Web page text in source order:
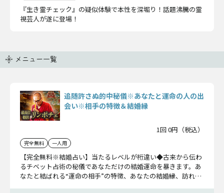
『生き霊チェック』の疑似体験で本性を深堀り！話題沸騰の霊
視芸人が遂に登場！
メニュー一覧
追随許さぬ的中秘儀※あなたと運命の人の出
会い※相手の特徴＆結婚縁
1回 0円（税込）
完全無料 一人用
【完全無料※結婚占い】当たるレベルが桁違い◆古来から伝わ
るチベット占術の秘儀であなただけの結婚運命を暴きます。あ
なたと結ばれる“運命の相手”の特徴、あなたの結婚縁、訪れる